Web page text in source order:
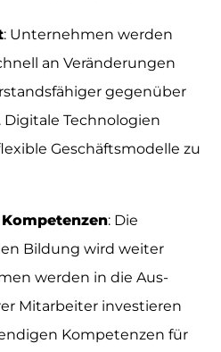
: Unternehmen werden
an Veränderungen
gegenüber
Technologien
Geschäftsmodelle zu
: Die
Bildung wird weiter
werden in die Aus-
Mitarbeiter investieren
Kompetenzen für